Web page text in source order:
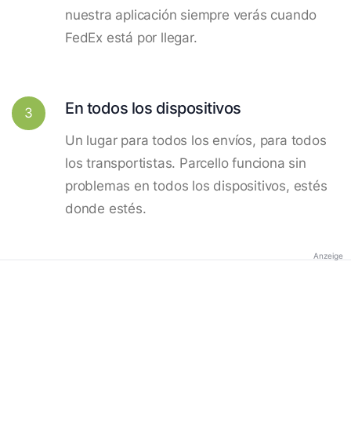
nuestra aplicación siempre verás cuando
FedEx está por llegar.
3 En todos los dispositivos
Un lugar para todos los envíos, para todos
los transportistas. Parcello funciona sin
problemas en todos los dispositivos, estés
donde estés.
Anzeige